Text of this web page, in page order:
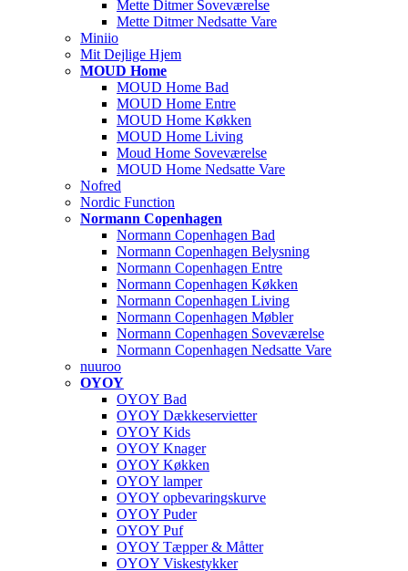
Mette Ditmer Soveværelse
Mette Ditmer Nedsatte Vare
Miniio
Mit Dejlige Hjem
MOUD Home
MOUD Home Bad
MOUD Home Entre
MOUD Home Køkken
MOUD Home Living
Moud Home Soveværelse
MOUD Home Nedsatte Vare
Nofred
Nordic Function
Normann Copenhagen
Normann Copenhagen Bad
Normann Copenhagen Belysning
Normann Copenhagen Entre
Normann Copenhagen Køkken
Normann Copenhagen Living
Normann Copenhagen Møbler
Normann Copenhagen Soveværelse
Normann Copenhagen Nedsatte Vare
nuuroo
OYOY
OYOY Bad
OYOY Dækkeservietter
OYOY Kids
OYOY Knager
OYOY Køkken
OYOY lamper
OYOY opbevaringskurve
OYOY Puder
OYOY Puf
OYOY Tæpper & Måtter
OYOY Viskestykker